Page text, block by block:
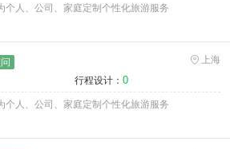
个人、公司、家庭定制个性化旅游服务
上海
行程设计： 0
个人、公司、家庭定制个性化旅游服务